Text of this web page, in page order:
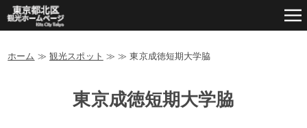
ホーム ≫ 観光スポット ≫≫東京成徳短期大学脇
東京成徳短期大学脇